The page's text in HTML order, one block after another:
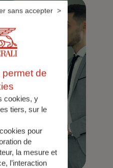
de
cookies, y
tiers, sur le
pour
de
la mesure et
l’interaction
sans accepter